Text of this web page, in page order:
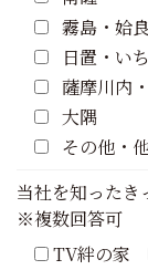
霧島・姶良
日置・い
薩摩川内
大隅
その他・
当社を知ったき
※複数回答可
TV絆の家